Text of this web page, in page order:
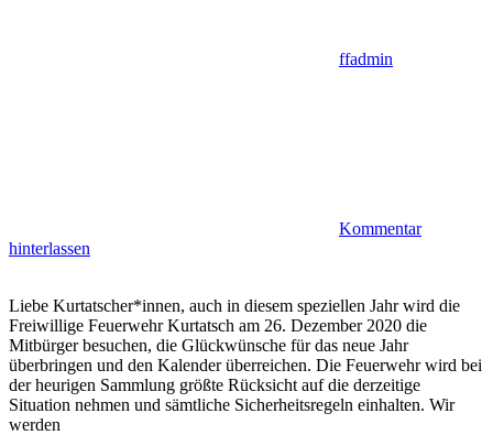
ffadmin
Kommentar
hinterlassen
Liebe Kurtatscher*innen, auch in diesem speziellen Jahr wird die
Freiwillige Feuerwehr Kurtatsch am 26. Dezember 2020 die
Mitbürger besuchen, die Glückwünsche für das neue Jahr
überbringen und den Kalender überreichen. Die Feuerwehr wird bei
der heurigen Sammlung größte Rücksicht auf die derzeitige
Situation nehmen und sämtliche Sicherheitsregeln einhalten. Wir
werden